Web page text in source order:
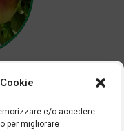
e/o accedere
per migliorare